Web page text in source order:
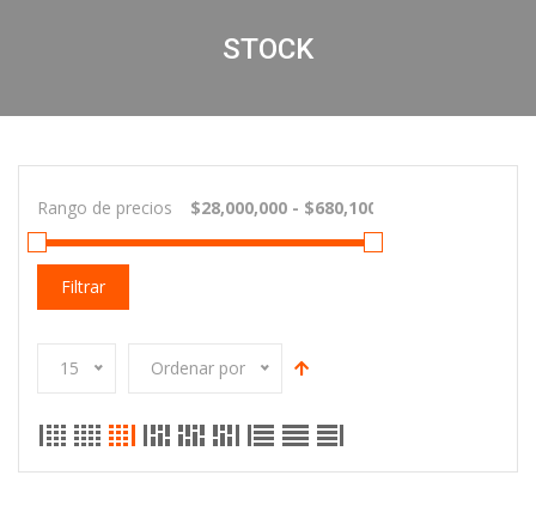
STOCK
Rango de precios
Filtrar
15 Ordenar por